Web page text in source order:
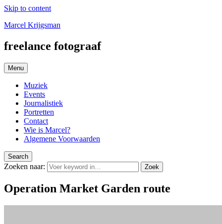
Skip to content
Marcel Krijgsman
freelance fotograaf
Menu
Muziek
Events
Journalistiek
Portretten
Contact
Wie is Marcel?
Algemene Voorwaarden
Search
Zoeken naar: Zoek
Operation Market Garden route